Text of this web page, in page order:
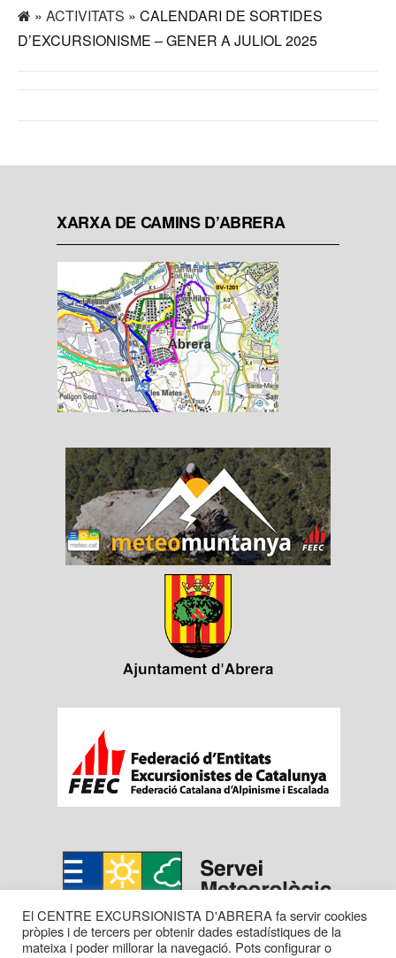
» ACTIVITATS » CALENDARI DE SORTIDES
D’EXCURSIONISME – GENER A JULIOL 2025
XARXA DE CAMINS D’ABRERA
El CENTRE EXCURSIONISTA D'ABRERA fa servir cookies
pròpies i de tercers per obtenir dades estadístiques de la
mateixa i poder millorar la navegació. Pots configurar o